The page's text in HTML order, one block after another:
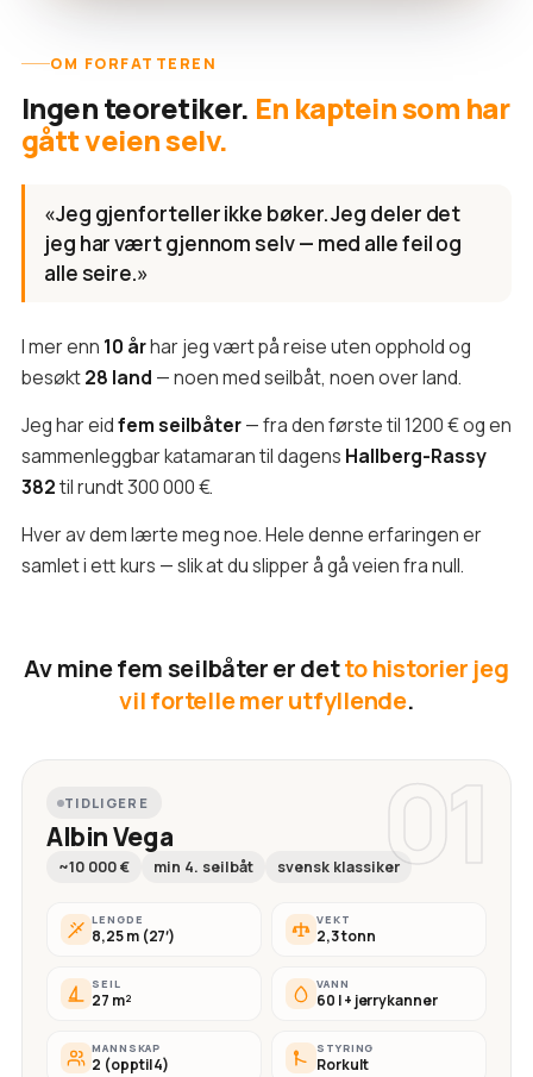
OM FORFATTEREN
Ingen teoretiker. En kaptein som har
gått veien selv.
«Jeg gjenforteller ikke bøker. Jeg deler det
jeg har vært gjennom selv — med alle feil og
alle seire.»
I mer enn 10 århar jeg vært på reise uten opphold og
besøkt28 land — noen med seilbåt, noen over land.
Jeg har eidfem seilbåter— fra den første til 1200 € og en
sammenleggbar katamaran til dagens Hallberg-Rassy
382til rundt 300 000 €.
Hver av dem lærte meg noe. Hele denne erfaringen er
samlet i ett kurs — slik at du slipper å gå veien fra null.
Av mine fem seilbåter er detto historier jeg
vil fortelle mer utfyllende.
01
TIDLIGERE
Albin Vega
~10 000 € min 4. seilbåt svensk klassiker
LENGDE
8,25 m (27′)
VEKT
2,3 tonn
SEIL
27 m²
VANN
60 l + jerrykanner
MANNSKAP
2 (opptil 4)
STYRING
Rorkult